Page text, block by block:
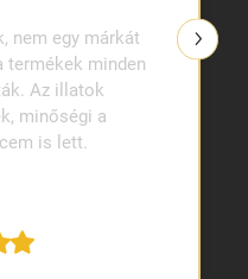
nem egy márkát
termékek minden
Az illatok
minőségi a
is lett.